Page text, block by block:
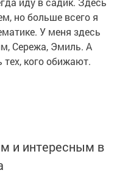
но больше всего я
У меня здесь
Сережа, Эмиль. А
кого обижают.
и интересным в